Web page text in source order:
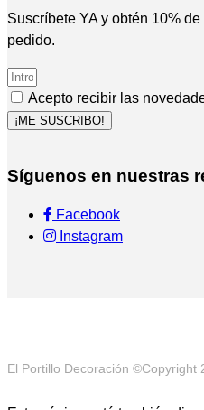
Suscríbete YA y obtén 10%
pedido.
Acepto recibir las
¡ME SUSCRIBO!
Síguenos en nuestras
Facebook
Instagram
El Portillo Decoración ©Copyright